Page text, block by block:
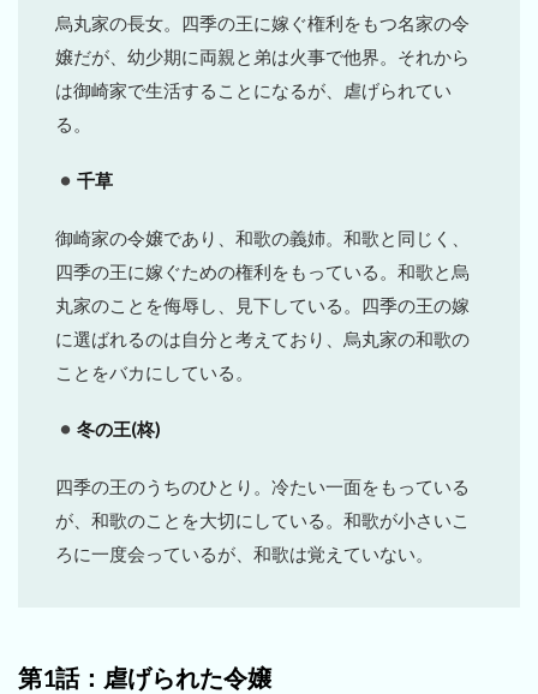
烏丸家の長女。四季の王に嫁ぐ権利をもつ名家の令
嬢だが、幼少期に両親と弟は火事で他界。それから
は御崎家で生活することになるが、虐げられてい
る。
千草
御崎家の令嬢であり、和歌の義姉。和歌と同じく、
四季の王に嫁ぐための権利をもっている。和歌と烏
丸家のことを侮辱し、見下している。四季の王の嫁
に選ばれるのは自分と考えており、烏丸家の和歌の
ことをバカにしている。
冬の王(柊)
四季の王のうちのひとり。冷たい一面をもっている
が、和歌のことを大切にしている。和歌が小さいこ
ろに一度会っているが、和歌は覚えていない。
第1話：虐げられた令嬢